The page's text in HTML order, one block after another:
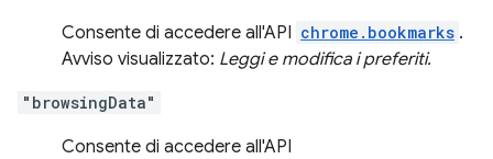
Consente di accedere all'API chrome.bookmarks .
Avviso visualizzato: Leggi e modifica i preferiti.
"browsingData"
Consente di accedere all'API